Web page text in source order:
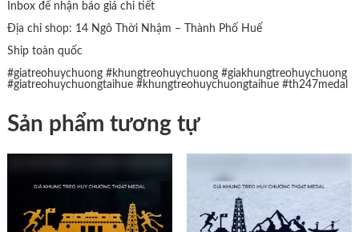
Inbox để nhận báo giá chi tiết
Địa chỉ shop: 14 Ngô Thời Nhậm – Thành Phố Huế
Ship toàn quốc
#giatreohuychuong #khungtreohuychuong #giakhungtreohuychuong
#giatreohuychuongtaihue #khungtreohuychuongtaihue #th247medal
Sản phẩm tương tự